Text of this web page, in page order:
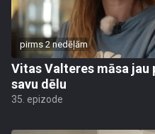
pirms 2 nedēļām
Vitas Valteres māsa jau
savu dēlu
35. epizode